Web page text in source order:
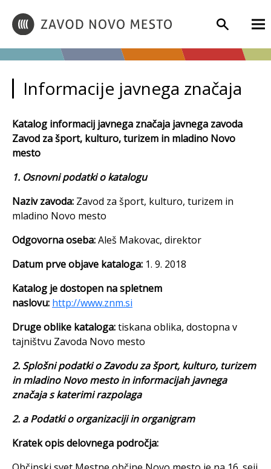
Informacije javnega značaja
Katalog informacij javnega značaja javnega zavoda
Zavod za šport, kulturo, turizem in mladino Novo
mesto
1. Osnovni podatki o katalogu
Naziv zavoda: Zavod za šport, kulturo, turizem in
mladino Novo mesto
Odgovorna oseba:Aleš Makovac, direktor
Datum prve objave kataloga: 1. 9. 2018
Katalog je dostopen na spletnem
naslovu: http://www.znm.si
Druge oblike kataloga:tiskana oblika, dostopna v
tajništvu Zavoda Novo mesto
2. Splošni podatki o Zavodu za šport, kulturo, turizem
in mladino Novo mesto in informacijah javnega
značaja s katerimi razpolaga
2. a Podatki o organizaciji inorganigram
Kratek opis delovnega področja: